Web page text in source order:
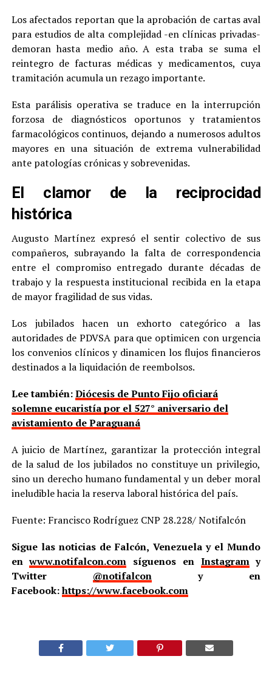
Los afectados reportan que la aprobación de cartas aval
para estudios de alta complejidad -en clínicas privadas-
demoran hasta medio año. A esta traba se suma el
reintegro de facturas médicas y medicamentos, cuya
tramitación acumula un rezago importante.
Esta parálisis operativa se traduce en la interrupción
forzosa de diagnósticos oportunos y tratamientos
farmacológicos continuos, dejando a numerosos adultos
mayores en una situación de extrema vulnerabilidad
ante patologías crónicas y sobrevenidas.
El clamor de la reciprocidad
histórica
Augusto Martínez expresó el sentir colectivo de sus
compañeros, subrayando la falta de correspondencia
entre el compromiso entregado durante décadas de
trabajo y la respuesta institucional recibida en la etapa
de mayor fragilidad de sus vidas.
Los jubilados hacen un exhorto categórico a las
autoridades de PDVSA para que optimicen con urgencia
los convenios clínicos y dinamicen los flujos financieros
destinados a la liquidación de reembolsos.
Lee también:Diócesis de Punto Fijo oficiará
solemne eucaristía por el 527° aniversario del
avistamiento de Paraguaná
A juicio de Martínez, garantizar la protección integral
de la salud de los jubilados no constituye un privilegio,
sino un derecho humano fundamental y un deber moral
ineludible hacia la reserva laboral histórica del país.
Fuente: Francisco Rodríguez CNP 28.228/ Notifalcón
Sigue las noticias de Falcón, Venezuela y el Mundo
enwww.notifalcon.com síguenos en Instagramy
Twitter @notifalcony en
Facebook:https://www.facebook.com